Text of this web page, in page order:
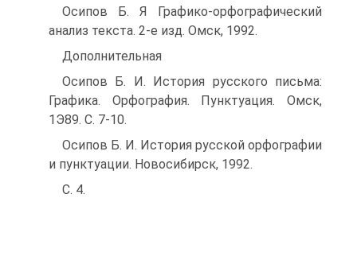
Осипов Б. Я Графико-орфографический
анализ текста. 2-е изд. Омск, 1992.
Дополнительная
Осипов Б. И. История русского письма:
Графика. Орфография. Пунктуация. Омск,
1Э89. С. 7-10.
Осипов Б. И. История русской орфографии
и пунктуации. Новосибирск, 1992.
С. 4.